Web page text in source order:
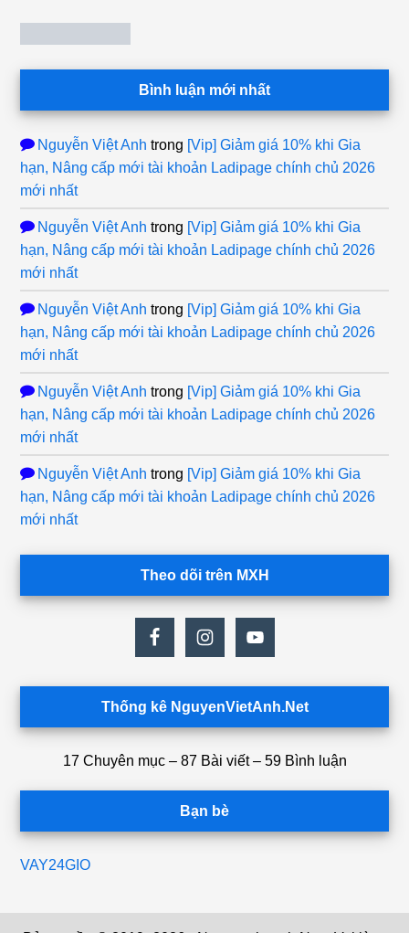
Bình luận mới nhất
Nguyễn Việt Anh trong [Vip] Giảm giá 10% khi Gia
hạn, Nâng cấp mới tài khoản Ladipage chính chủ 2026
mới nhất
Nguyễn Việt Anh trong [Vip] Giảm giá 10% khi Gia
hạn, Nâng cấp mới tài khoản Ladipage chính chủ 2026
mới nhất
Nguyễn Việt Anh trong [Vip] Giảm giá 10% khi Gia
hạn, Nâng cấp mới tài khoản Ladipage chính chủ 2026
mới nhất
Nguyễn Việt Anh trong [Vip] Giảm giá 10% khi Gia
hạn, Nâng cấp mới tài khoản Ladipage chính chủ 2026
mới nhất
Nguyễn Việt Anh trong [Vip] Giảm giá 10% khi Gia
hạn, Nâng cấp mới tài khoản Ladipage chính chủ 2026
mới nhất
Theo dõi trên MXH
Thống kê NguyenVietAnh.Net
17 Chuyên mục – 87 Bài viết – 59 Bình luận
Bạn bè
VAY24GIO